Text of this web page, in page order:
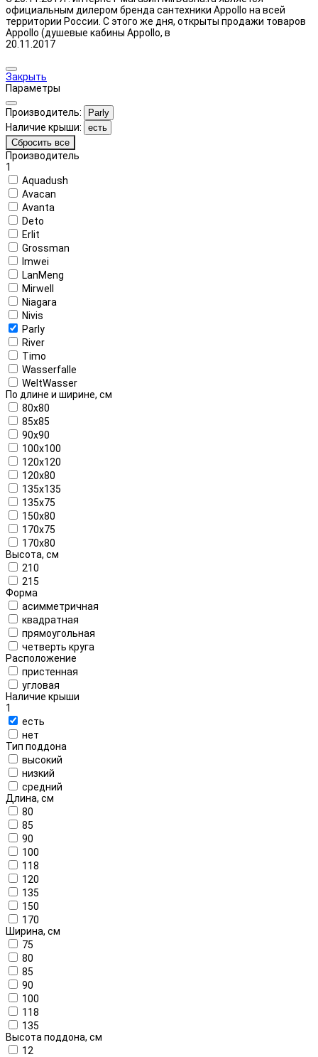
официальным дилером бренда сантехники Appollo на всей
территории России. С этого же дня, открыты продажи товаров
Appollo (душевые кабины Appollo, в
20.11.2017
Закрыть
Параметры
Производитель: Parly
Наличие крыши:
есть
Сбросить все
Производитель
1
Aquadush
Avacan
Avanta
Deto
Erlit
Grossman
Imwei
LanMeng
Mirwell
Niagara
Nivis
Parly
River
Timo
Wasserfalle
WeltWasser
По длине и ширине, см
80x80
85x85
90x90
100x100
120x120
120x80
135x135
135x75
150x80
170x75
170x80
Высота, см
210
215
Форма
асимметричная
квадратная
прямоугольная
четверть круга
Расположение
пристенная
угловая
Наличие крыши
1
есть
нет
Тип поддона
высокий
низкий
средний
Длина, см
80
85
90
100
118
120
135
150
170
Ширина, см
75
80
85
90
100
118
135
Высота поддона, см
12